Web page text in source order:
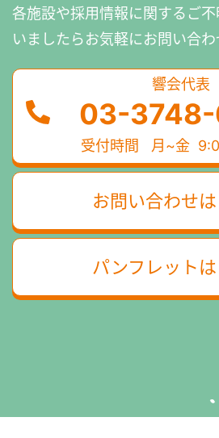
各施設や採用情報に関するご
いましたらお気軽にお問い合わ
響会代表
03-3748-
受付時間 月~金
パンフレット
お問い合わせ